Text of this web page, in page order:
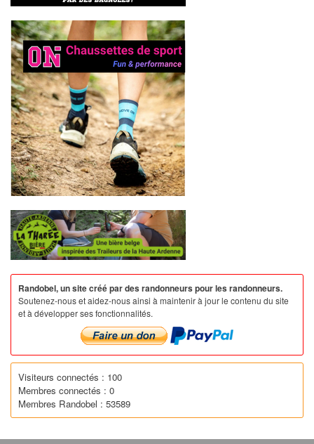
Randobel, un site créé par des randonneurs pour les randonneurs.
Soutenez-nous et aidez-nous ainsi à maintenir à jour le contenu du site
et à développer ses fonctionnalités.
Visiteurs connectés : 100
Membres connectés : 0
Membres Randobel : 53589